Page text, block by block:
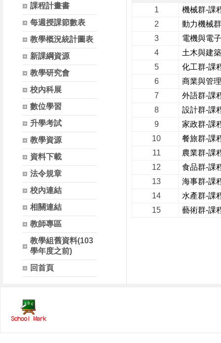
課程計畫書
每週授課節數表
教學概況統計圖表
新課綱資源
教學研究會
校內科展
數位學習
升學考試
教學資源
資料下載
法令規章
校內連結
相關連結
教師專區
教學組舊資料(103
學年度之前)
回首頁
1
機械群-課
2
動力機械
3
電機與電
4
土木與建
5
化工群-課
6
商業與管
7
外語群-課
8
設計群-課
9
家政群-課
10
餐旅群-課
11
農業群-課
12
食品群-課
13
海事群-課
14
水產群-課
15
藝術群-課